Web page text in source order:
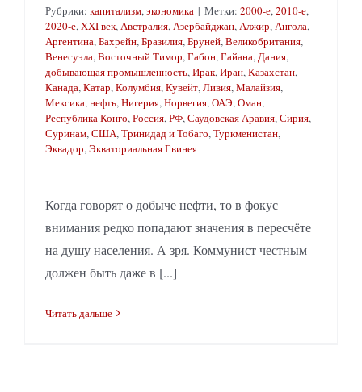
Рубрики: капитализм,экономика | Метки: 2000-е,2010-е,
2020-е,XXI век,Австралия,Азербайджан,Алжир,Ангола,
Аргентина,Бахрейн,Бразилия,Бруней,Великобритания,
Венесуэла,Восточный Тимор,Габон,Гайана,Дания,
добывающая промышленность,Ирак,Иран,Казахстан,
Канада,Катар,Колумбия,Кувейт,Ливия,Малайзия,
Мексика,нефть,Нигерия,Норвегия,ОАЭ,Оман,
Республика Конго,Россия,РФ,Саудовская Аравия,Сирия,
Суринам,США,Тринидад и Тобаго,Туркменистан,
Эквадор,Экваториальная Гвинея
Когда говорят о добыче нефти, то в фокус
внимания редко попадают значения в пересчёте
на душу населения. А зря. Коммунист честным
должен быть даже в [...]
Читать дальше